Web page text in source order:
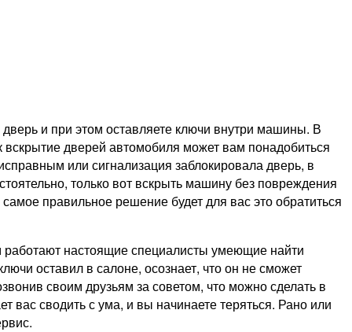
и при этом оставляете ключи внутри машины. В
вскрытие дверей автомобиля может вам понадобиться
или сигнализация заблокировала дверь, в
только вот вскрыть машину без повреждения
правильное решение будет для вас это обратиться
настоящие специалисты умеющие найти
оставил в салоне, осознает, что он не сможет
своим друзьям за советом, что можно сделать в
вас сводить с ума, и вы начинаете теряться. Рано или